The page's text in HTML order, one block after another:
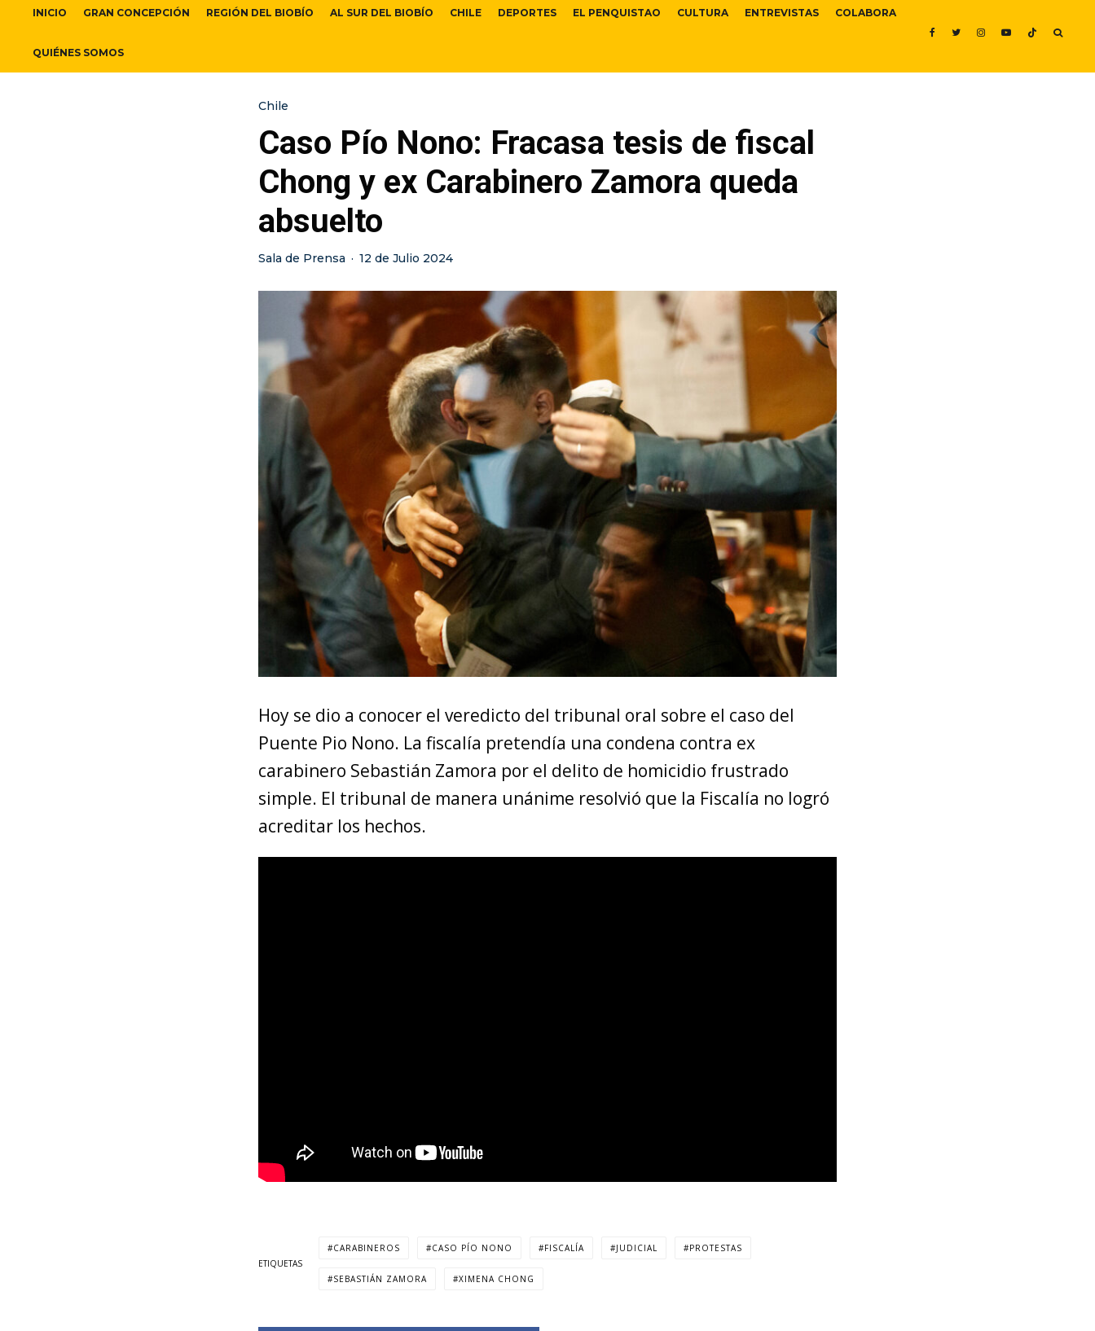
INICIO GRAN CONCEPCIÓN REGIÓN DEL BIOBÍO AL SUR DEL BIOBÍO CHILE DEPORTES EL PENQUISTAO CULTURA ENTREVISTAS COLABORA
QUIÉNES SOMOS
Chile
Caso Pío Nono: Fracasa tesis de fiscal
Chong y ex Carabinero Zamora queda
absuelto
Sala de Prensa · 12 de Julio 2024
Hoy se dio a conocer el veredicto del tribunal oral sobre el caso del
Puente Pio Nono. La fiscalía pretendía una condena contra ex
carabinero Sebastián Zamora por el delito de homicidio frustrado
simple. El tribunal de manera unánime resolvió que la Fiscalía no logró
acreditar los hechos.
ETIQUETAS
CARABINEROS CASO PÍO NONO FISCALÍA JUDICIAL PROTESTAS
SEBASTIÁN ZAMORA XIMENA CHONG